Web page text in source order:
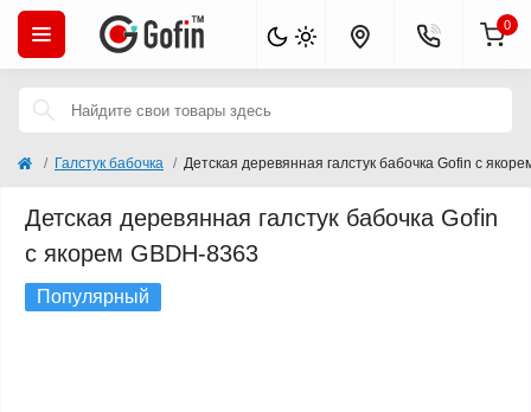
0
Галстук бабочка Детская деревянная галстук бабочка Gofin с
Детская деревянная галстук бабочка Gofin
с якорем GBDH-8363
Популярный